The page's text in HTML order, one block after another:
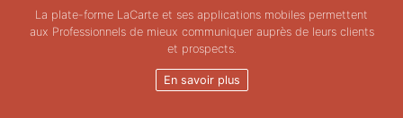
La plate-forme LaCarte et ses applications mobiles permettent
aux Professionnels de mieux communiquer auprès de leurs clients
et prospects.
En savoir plus